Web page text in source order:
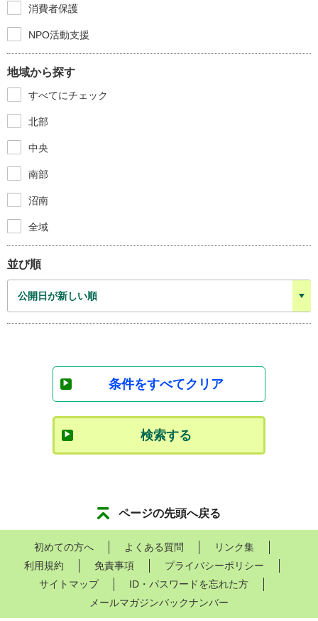
消費者保護
NPO活動支援
地域から探す
すべてにチェック
北部
中央
南部
沼南
全域
並び順
条件をすべてクリア
検索する
ページの先頭へ戻る
初めての方へ よくある質問
リンク集
利用規約
免責事項
プライバシーポリシー
サイトマップ
ID・パスワードを忘れた方
メールマガジンバックナンバー